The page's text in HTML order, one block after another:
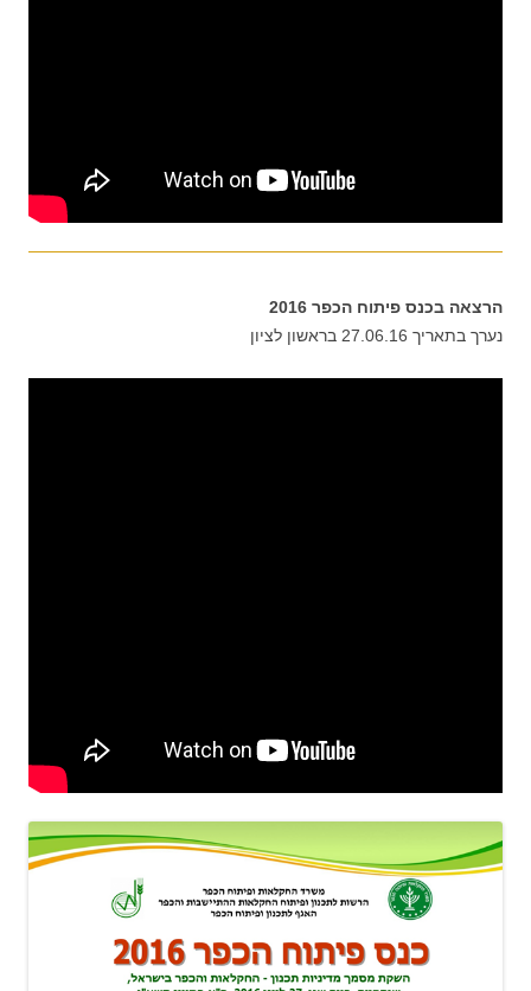
הרצאה בכנס פיתוח הכפר 2016
נערך בתאריך 27.06.16 בראשון לציון